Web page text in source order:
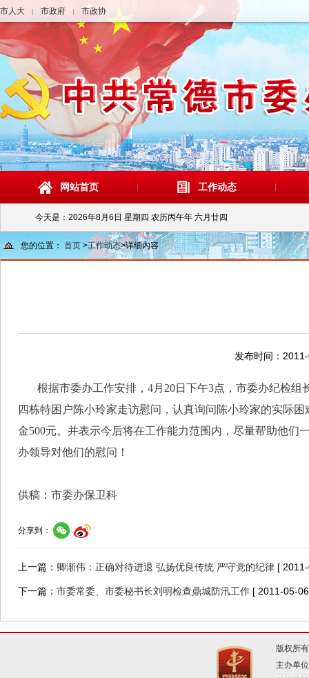
市人大 | 市政府 | 市政协
网站首页 工作动态
今天是： 2026年8月6日 星期四 农历丙午年 六月廿四
您的位置： 首页 >工作动态>详细内容
发布时间：
根据市委办工作安排， 4月 20日下午3点，市委办纪检组
四栋特困户陈小玲家走访慰问，认真询问陈小玲家的实际
金500元。并表示今后将在工作能力范围内，尽量帮助他们
办领导对他们的慰问！
供稿：市委办保卫科
分享到：
上一篇： 卿渐伟：正确对待进退 弘扬优良传统 严守党的纪律 [
下一篇： 市委常委、市委秘书长刘明检查鼎城防汛工作 [ 2011-05-
版权所
主办单